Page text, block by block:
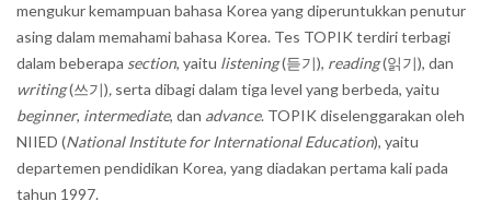
mengukur kemampuan bahasa Korea yang diperuntukkan penutur
asing dalam memahami bahasa Korea. Tes TOPIK terdiri terbagi
dalam beberapa section, yaitu listening(듣기), reading(읽기), dan
writing(쓰기), serta dibagi dalam tiga level yang berbeda, yaitu
beginner, intermediate, dan advance. TOPIK diselenggarakan oleh
NIIED (National Institute for International Education), yaitu
departemen pendidikan Korea, yang diadakan pertama kali pada
tahun 1997.